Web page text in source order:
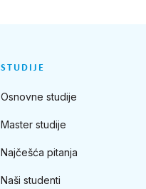
STUDIJE
Osnovne studije
Master studije
Najčešća pitanja
Naši studenti